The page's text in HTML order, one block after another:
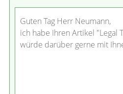
Guten Tag Herr Neumann,
ich habe Ihren Artikel "Legal
würde darüber gerne mit